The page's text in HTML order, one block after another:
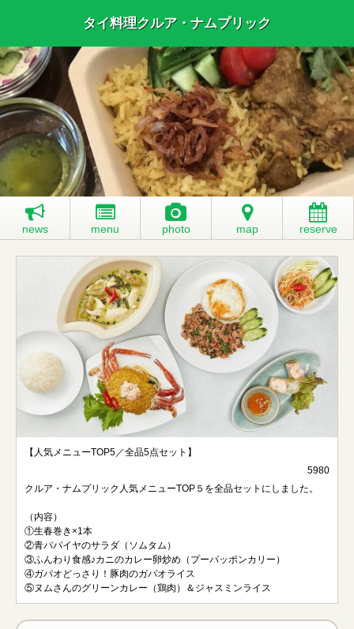
タイ料理クルア・ナムプリック
news menu photo map reserve
【人気メニューTOP5／全品5点セット】
5980
クルア・ナムプリック人気メニューTOP５を全品セットにしました。
（内容）
①生春巻き×1本
②青パパイヤのサラダ（ソムタム）
③ふんわり食感♪カニのカレー卵炒め（プーパッポンカリー）
④ガパオどっさり！豚肉のガパオライス
⑤ヌムさんのグリーンカレー（鶏肉）＆ジャスミンライス